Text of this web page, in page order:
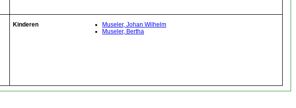
Kinderen
Museler, Johan Wilhelm
Museler, Bertha